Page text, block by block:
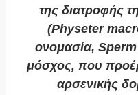
της διατροφής
(Physeter
ονομασία, Sperm
μόσχος, που
αρσενικής